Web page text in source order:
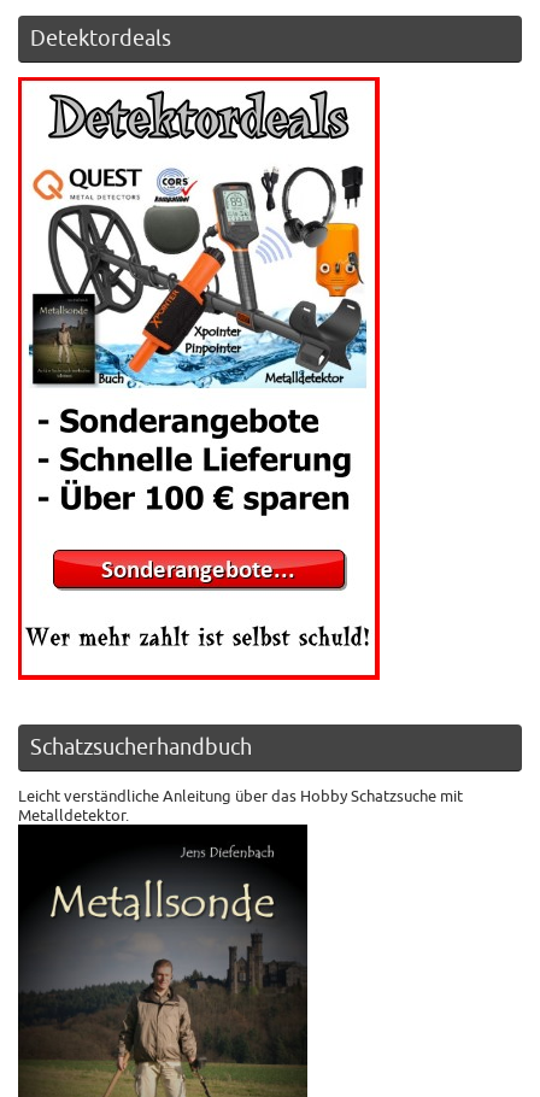
Detektordeals
Schatzsucherhandbuch
Leicht verständliche Anleitung über das Hobby Schatzsuche mit
Metalldetektor.